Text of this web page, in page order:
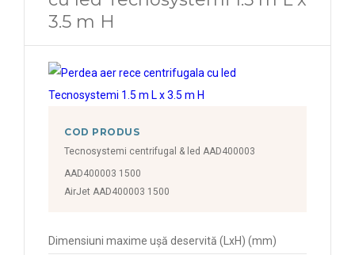
3.5 m H
COD PRODUS
Tecnosystemi centrifugal & led AAD400003
AAD400003 1500
AirJet AAD400003 1500
Dimensiuni maxime ușă deservită (LxH) (mm)